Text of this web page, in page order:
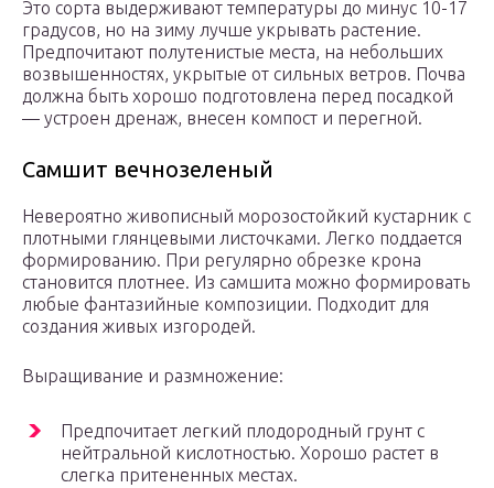
Это сорта выдерживают температуры до минус 10-17
градусов, но на зиму лучше укрывать растение.
Предпочитают полутенистые места, на небольших
возвышенностях, укрытые от сильных ветров. Почва
должна быть хорошо подготовлена перед посадкой
— устроен дренаж, внесен компост и перегной.
Самшит вечнозеленый
Невероятно живописный морозостойкий кустарник с
плотными глянцевыми листочками. Легко поддается
формированию. При регулярно обрезке крона
становится плотнее. Из самшита можно формировать
любые фантазийные композиции. Подходит для
создания живых изгородей.
Выращивание и размножение:
Предпочитает легкий плодородный грунт с
нейтральной кислотностью. Хорошо растет в
слегка притененных местах.